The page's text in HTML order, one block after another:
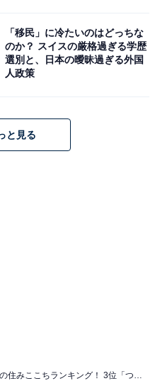
グ！ 2位「横浜市西
「移民」に冷たいのはどっちな
のか？ スイスの厳格過ぎる学歴
選別と、日本の曖昧過ぎる外国
人政策
と見る